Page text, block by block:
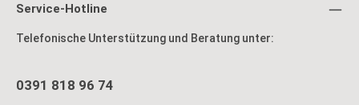
Service-Hotline
Telefonische Unterstützung und Beratung unter:
0391 818 96 74